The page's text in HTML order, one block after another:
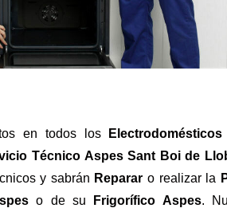
en todos los Electrodomésticos
Técnico Aspes Sant Boi de
y sabrán Reparar o realizar la
o de su Frigorífico Aspes.